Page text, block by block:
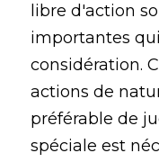
libre d'action
importantes
considération.
actions de
préférable de
spéciale est